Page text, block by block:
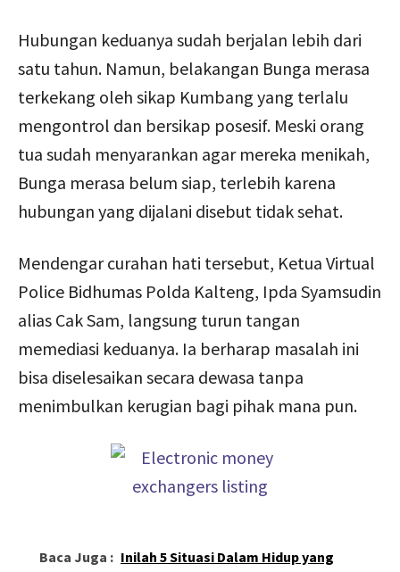
Hubungan keduanya sudah berjalan lebih dari
satu tahun. Namun, belakangan Bunga merasa
terkekang oleh sikap Kumbang yang terlalu
mengontrol dan bersikap posesif. Meski orang
tua sudah menyarankan agar mereka menikah,
Bunga merasa belum siap, terlebih karena
hubungan yang dijalani disebut tidak sehat.
Mendengar curahan hati tersebut, Ketua Virtual
Police Bidhumas Polda Kalteng, Ipda Syamsudin
alias Cak Sam, langsung turun tangan
memediasi keduanya. Ia berharap masalah ini
bisa diselesaikan secara dewasa tanpa
menimbulkan kerugian bagi pihak mana pun.
Baca Juga : Inilah 5 Situasi Dalam Hidup yang